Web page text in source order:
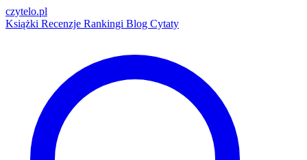
czytelo.pl
Książki Recenzje Rankingi Blog Cytaty